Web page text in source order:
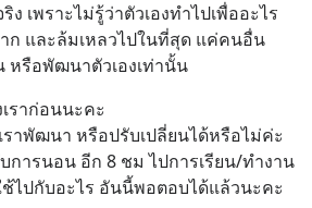
เพราะไม่รู้ว่าตัวเองทำไปเพื่ออะไร
ก และล้มเหลวไปในที่สุด แค่คนอื่น
หรือพัฒนาตัวเองเท่านั้น
ราก่อนนะคะ
ราพัฒนา หรือปรับเปลี่ยนได้หรือไม่ค่ะ
การนอน อีก 8 ชม ไปการเรียน/ทำงาน
ช้ไปกับอะไร อันนี้พอตอบได้แล้วนะคะ